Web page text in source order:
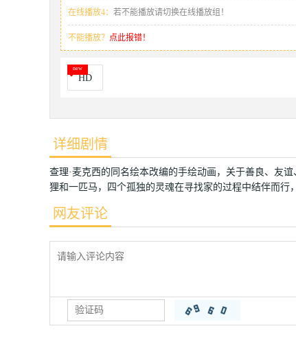
在线播放4： 若不能播放请切换在线播放组！
不能播放？ 点此报错！
HD
详细剧情
查理·麦克西的同名绘本改编的手绘动画，关于善良、友
狸和一匹马，四个孤独的灵魂在寻找家的过程中结伴而行
网友评论